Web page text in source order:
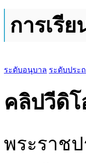
การเรี
ระดับอนุบาล ระดับประ
คลิปวีดิโ
พระราช